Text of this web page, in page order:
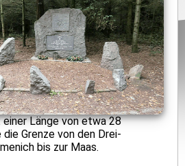
Länge von etwa 28
Grenze von den Drei-
bis zur Maas.